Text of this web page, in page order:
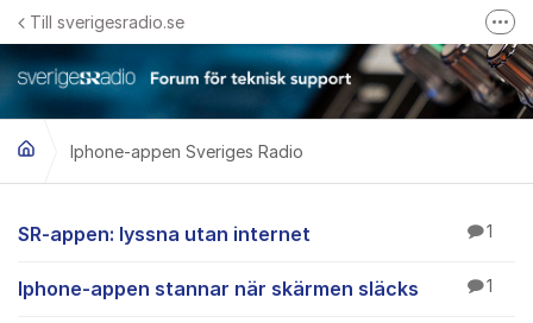
Hoppa till innehåll
Till sverigesradio.se
Frågor & svar om Sveriges Radio
Felanmäl problem med radiomottagning hos Teracom
Iphone-appen Sveriges Radio
Iphone-appen
SR-appen: lyssna utan internet 1
Iphone-appen stannar när skärmen släcks 1